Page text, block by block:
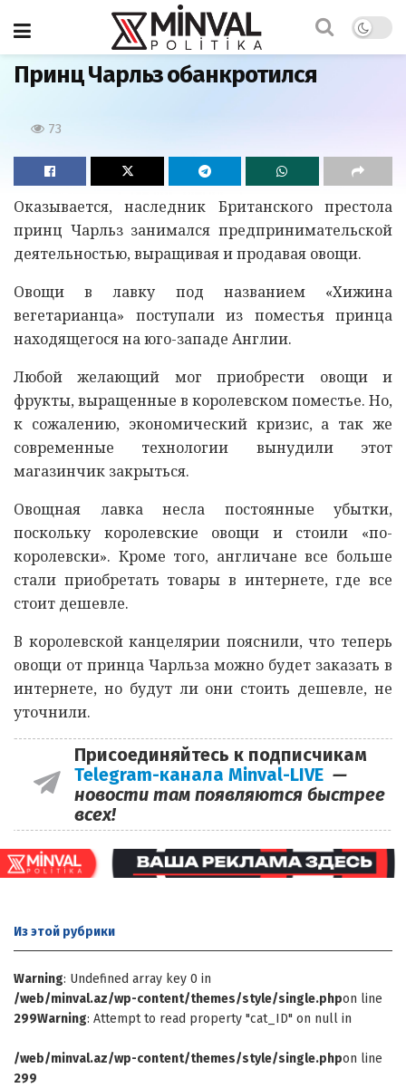
Главная
Принц Чарльз обанкротился
73
Оказывается, наследник Британского престола
принц Чарльз занимался предпринимательской
деятельностью, выращивая и продавая овощи.
Овощи в лавку под названием «Хижина
вегетарианца» поступали из поместья принца
находящегося на юго-западе Англии.
Любой желающий мог приобрести овощи и
фрукты, выращенные в королевском поместье. Но,
к сожалению, экономический кризис, а так же
современные технологии вынудили этот
магазинчик закрыться.
Овощная лавка несла постоянные убытки,
поскольку королевские овощи и стоили «по-
королевски». Кроме того, англичане все больше
стали приобретать товары в интернете, где все
стоит дешевле.
В королевской канцелярии пояснили, что теперь
овощи от принца Чарльза можно будет заказать в
интернете, но будут ли они стоить дешевле, не
уточнили.
Присоединяйтесь к подписчикам
Telegram-канала Minval-LIVE —
новости там появляются быстрее
всех!
Из этой рубрики
Warning: Undefined array key 0 in
/web/minval.az/wp-content/themes/style/single.phpon line
299Warning: Attempt to read property "cat_ID" on null in
/web/minval.az/wp-content/themes/style/single.phpon line
299